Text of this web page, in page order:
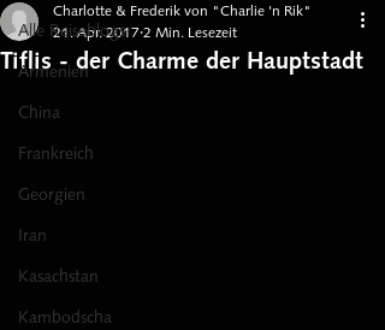
Alle Reiseblogs
Armenien
China
Frankreich
Georgien
Iran
Kasachstan
Kambodscha
Tiflis - der Charme der Hauptstadt
Charlotte & Frederik von "Charlie 'n Rik"
21. Apr. 2017 2 Min. Lesezeit